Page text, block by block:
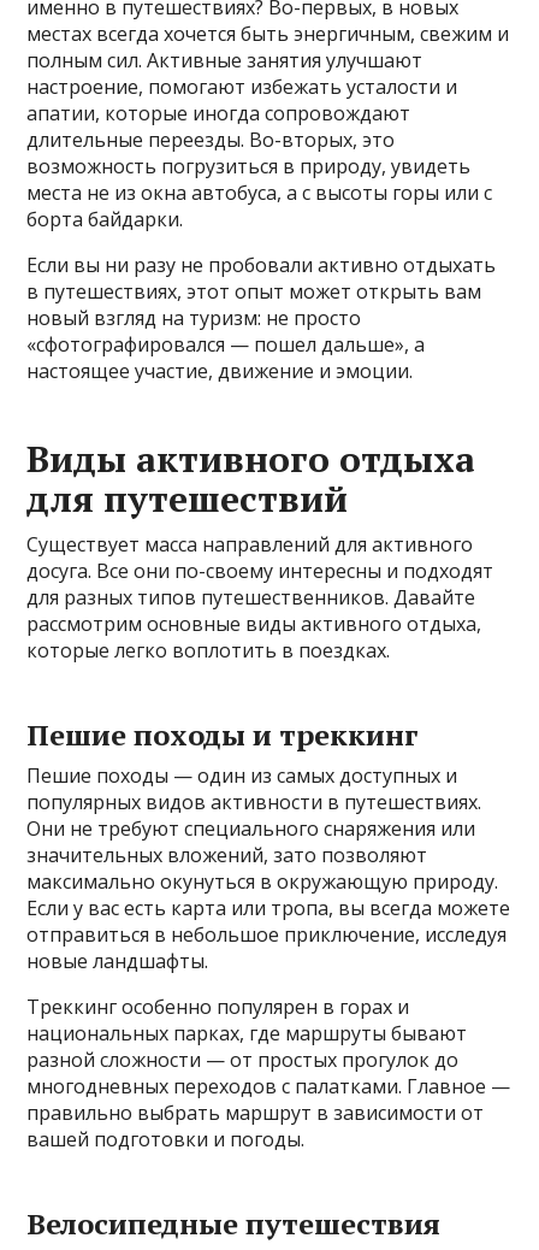
именно в путешествиях? Во-первых, в новых
местах всегда хочется быть энергичным, свежим и
полным сил. Активные занятия улучшают
настроение, помогают избежать усталости и
апатии, которые иногда сопровождают
длительные переезды. Во-вторых, это
возможность погрузиться в природу, увидеть
места не из окна автобуса, а с высоты горы или с
борта байдарки.
Если вы ни разу не пробовали активно отдыхать
в путешествиях, этот опыт может открыть вам
новый взгляд на туризм: не просто
«сфотографировался — пошел дальше», а
настоящее участие, движение и эмоции.
Виды активного отдыха
для путешествий
Существует масса направлений для активного
досуга. Все они по-своему интересны и подходят
для разных типов путешественников. Давайте
рассмотрим основные виды активного отдыха,
которые легко воплотить в поездках.
Пешие походы и треккинг
Пешие походы — один из самых доступных и
популярных видов активности в путешествиях.
Они не требуют специального снаряжения или
значительных вложений, зато позволяют
максимально окунуться в окружающую природу.
Если у вас есть карта или тропа, вы всегда можете
отправиться в небольшое приключение, исследуя
новые ландшафты.
Треккинг особенно популярен в горах и
национальных парках, где маршруты бывают
разной сложности — от простых прогулок до
многодневных переходов с палатками. Главное —
правильно выбрать маршрут в зависимости от
вашей подготовки и погоды.
Велосипедные путешествия